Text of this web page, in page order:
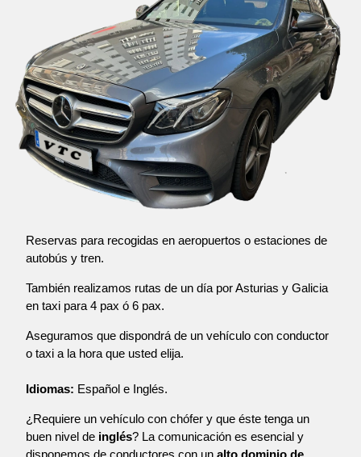
Reservas para recogidas en aeropuertos o estaciones de
autobús y tren.
También realizamos rutas de un día por Asturias y Galicia
en taxi para 4 pax ó 6 pax.
Aseguramos que dispondrá de un vehículo con conductor
o taxi a la hora que usted elija.
Idiomas: Español e Inglés.
¿Requiere un vehículo con chófer y que éste tenga un
buen nivel de inglés? La comunicación es esencial y